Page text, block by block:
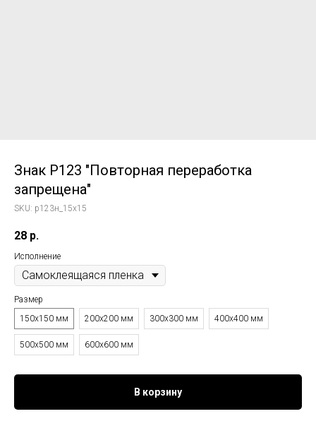
Знак P123 "Повторная переработка
запрещена"
SKU: p123н_15x15
28 р.
Исполнение
Размер
150x150 мм
200x200 мм 300x300 мм 400x400 мм
500x500 мм 600x600 мм
В корзину